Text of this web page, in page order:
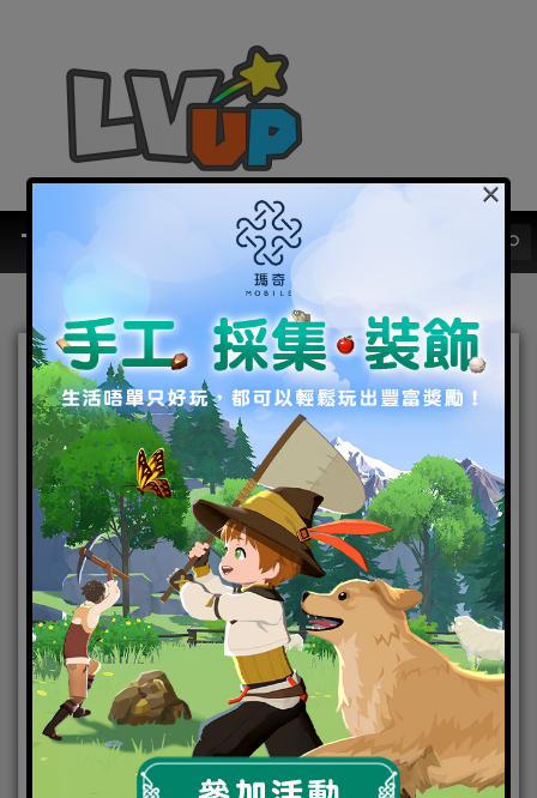
《永遠的 7 日之都》新角色
「月下的叛逆者」登場 並推
出期間限定的聖誕節系列活
動
2018-12-20|Android,IOS,好康活動,手機遊戲, 焦點新聞
永遠的 7 日之都
×